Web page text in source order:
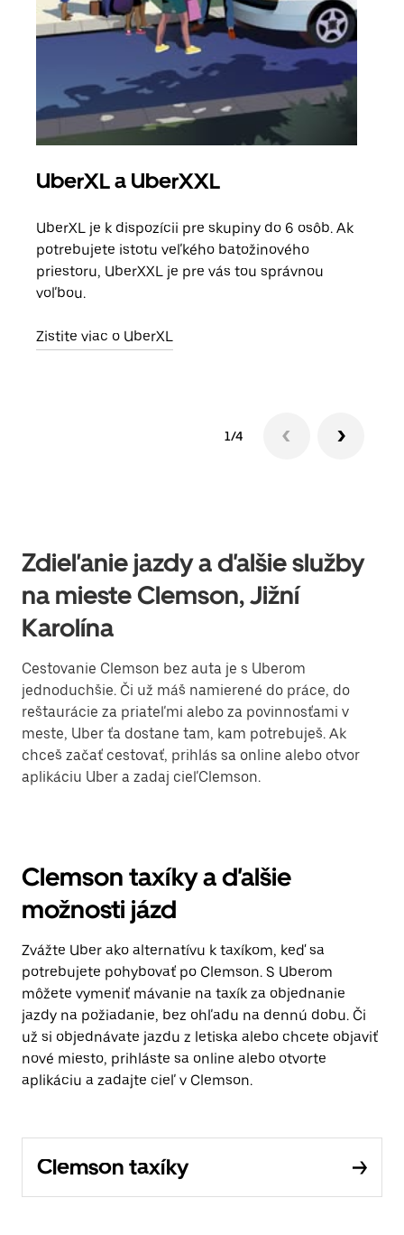
UberXL a UberXXL
UberXL je k dispozícii pre skupiny do 6 osôb. Ak
potrebujete istotu veľkého batožinového
priestoru, UberXXL je pre vás tou správnou
voľbou.
Zistite viac o UberXL
1/4
Zdieľanie jazdy a ďalšie služby
na mieste Clemson, Jižní
Karolína
Cestovanie Clemson bez auta je s Uberom
jednoduchšie. Či už máš namierené do práce, do
reštaurácie za priateľmi alebo za povinnosťami v
meste, Uber ťa dostane tam, kam potrebuješ. Ak
chceš začať cestovať, prihlás sa online alebo otvor
aplikáciu Uber a zadaj cieľClemson.
Clemson taxíky a ďalšie
možnosti jázd
Zvážte Uber ako alternatívu k taxíkom, keď sa
potrebujete pohybovať po Clemson. S Uberom
môžete vymeniť mávanie na taxík za objednanie
jazdy na požiadanie, bez ohľadu na dennú dobu. Či
už si objednávate jazdu z letiska alebo chcete objaviť
nové miesto, prihláste sa online alebo otvorte
aplikáciu a zadajte cieľ v Clemson.
Clemson taxíky